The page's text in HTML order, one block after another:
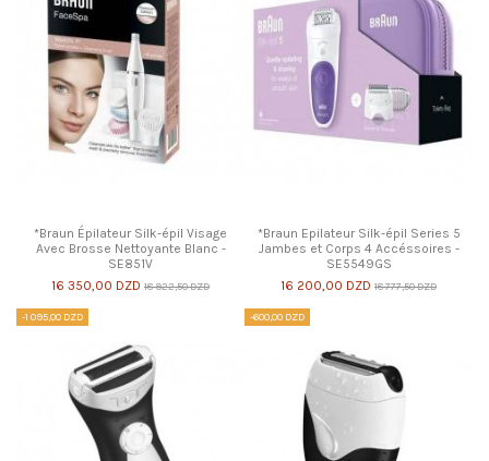
*Braun Épilateur Silk-épil Visage
Avec Brosse Nettoyante Blanc -
SE851V
16 350,00 DZD 18 922,50 DZD
*Braun Epilateur Silk-épil Series 5
Jambes et Corps 4 Accéssoires -
SE5549GS
16 200,00 DZD 18 777,50 DZD
-1 095,00 DZD -600,00 DZD